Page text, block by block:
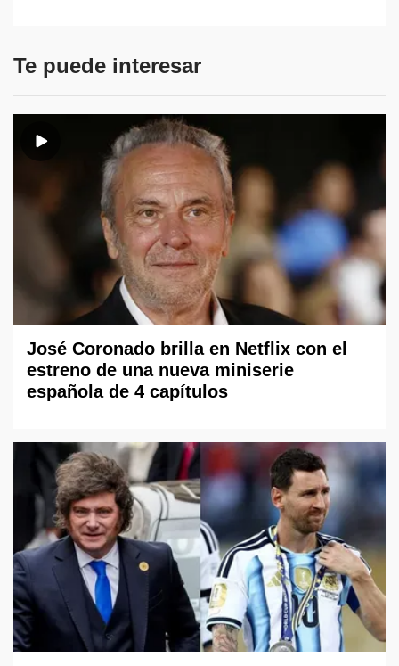
Te puede interesar
José Coronado brilla en Netflix con el
estreno de una nueva miniserie
española de 4 capítulos